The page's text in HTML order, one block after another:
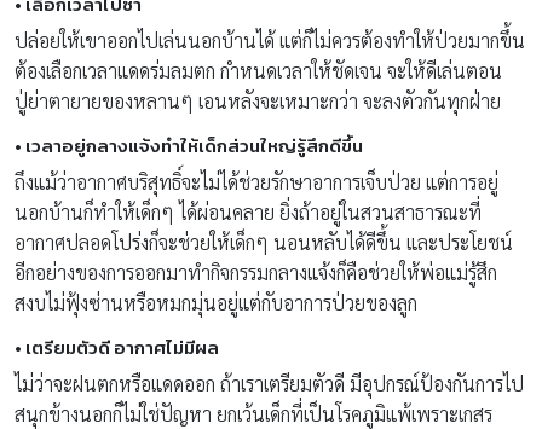
ปล่อยให้เขาออกไปเล่นนอกบ้านได้ แต่ก็ไม่ควรต้องทำให้ป่วยมากขึ้น
ต้องเลือกเวลาแดดร่มลมตก กำหนดเวลาให้ชัดเจน จะให้ดีเล่นตอน
ปู่ย่าตายายของหลานๆ เอนหลังจะเหมาะกว่า จะลงตัวกันทุกฝ่าย
• เวลาอยู่กลางแจ้งทำให้เด็กส่วนใหญ่รู้สึกดีขึ้น
ถึงแม้ว่าอากาศบริสุทธิ์จะไม่ได้ช่วยรักษาอาการเจ็บป่วย แต่การอยู่
นอกบ้านก็ทำให้เด็กๆ ได้ผ่อนคลาย ยิ่งถ้าอยู่ในสวนสาธารณะที่
อากาศปลอดโปร่งก็จะช่วยให้เด็กๆ นอนหลับได้ดีขึ้น และประโยชน์
อีกอย่างของการออกมาทำกิจกรรมกลางแจ้งก็คือช่วยให้พ่อแม่รู้สึก
สงบไม่ฟุ้งซ่านหรือหมกมุ่นอยู่แต่กับอาการป่วยของลูก
• เตรียมตัวดี อากาศไม่มีผล
ไม่ว่าจะฝนตกหรือแดดออก ถ้าเราเตรียมตัวดี มีอุปกรณ์ป้องกันการไป
สนุกข้างนอกก็ไม่ใช่ปัญหา ยกเว้นเด็กที่เป็นโรคภูมิแพ้เพราะเกสร